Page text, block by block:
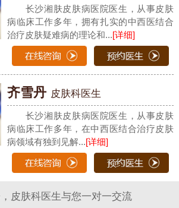
长沙湘肤皮肤病医院医生，从事皮肤
病临床工作多年，拥有扎实的中西医结合
治疗皮肤疑难病的理论和...[详细]
齐雪丹 皮肤科医生
长沙湘肤皮肤病医院医生，从事皮肤
病临床工作多年，在中西医结合治疗皮肤
病领域有独到见解...[详细]
皮肤科医生与您一对一交流